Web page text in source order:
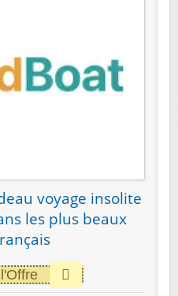
voyage insolite
les plus beaux